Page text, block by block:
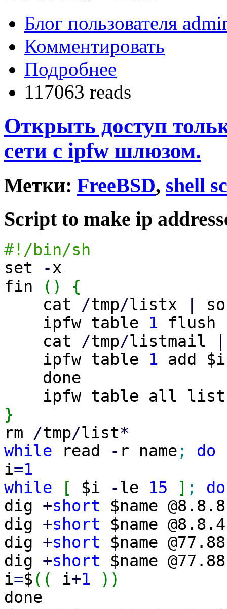
Блог пользователя
Комментировать
Подробнее
117063 reads
Открыть доступ
сети с ipfw шлюзом.
Метки: FreeBSD, shell
Script to make ip
#!/bin/sh
set
-x
fin
( )
{
cat /tmp/listx
ipfw table 1 flush
cat /tmp/listmail
ipfw table 1 add
done
ipfw table all list
}
rm /tmp/list*
while read - r name ;
do
i=1
while
[ $i -le 15 ] ;
do
dig +short $name
dig +short $name
dig +short $name
dig +short $name
i=$( ( i+1 ) )
done